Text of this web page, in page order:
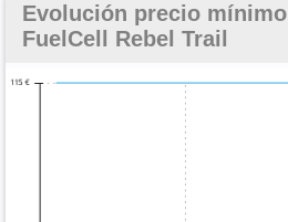
Evolución precio
FuelCell Rebel Trail